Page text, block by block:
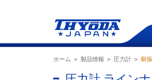
ホーム ＞ 製品情報 ＞ 圧力計 ＞ 耐